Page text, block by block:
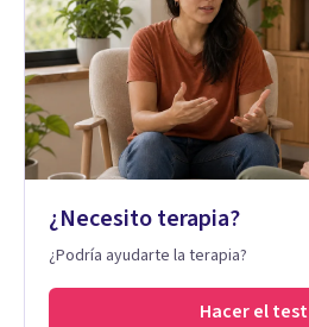
¿Necesito terapia?
¿Podría ayudarte la terapia?
Hacer el test